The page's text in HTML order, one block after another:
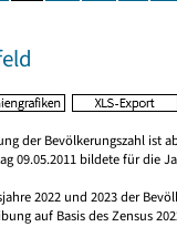
der Bevölkerungszahl ist
09.05.2011 bildete für die
2022 und 2023 der
auf Basis des Zensus